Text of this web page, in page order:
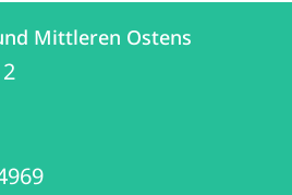
Mittleren Ostens